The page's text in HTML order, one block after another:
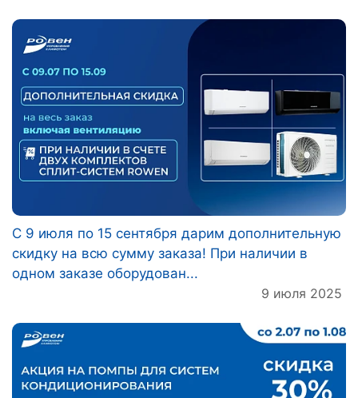
С 9 июля по 15 сентября дарим дополнительную
скидку на всю сумму заказа! При наличии в
одном заказе оборудован...
9 июля 2025